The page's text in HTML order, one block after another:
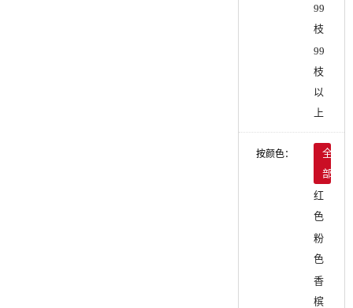
99
枝
99
枝
以
上
按颜色：
全
部
红
色
粉
色
香
槟